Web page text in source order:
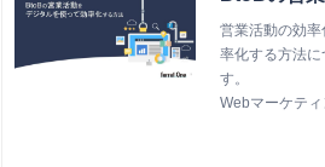
営業活動の効
率化する方法
す。
Webマーケティ